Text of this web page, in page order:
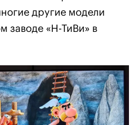
другие модели
заводе «Н-ТиВи» в